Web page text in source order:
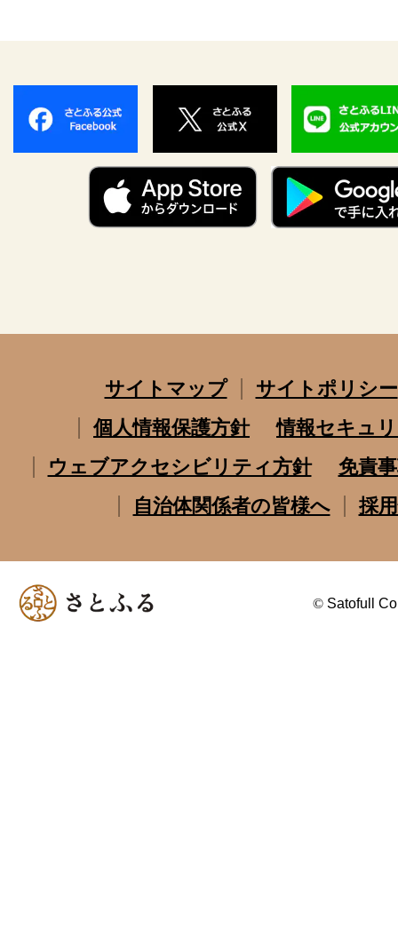
サイトマップ
サイトポリシー
個人情報保護方針
情報セキュ
ウェブアクセシビリティ方針
免責
自治体関係者の皆様へ
採
© Satofull